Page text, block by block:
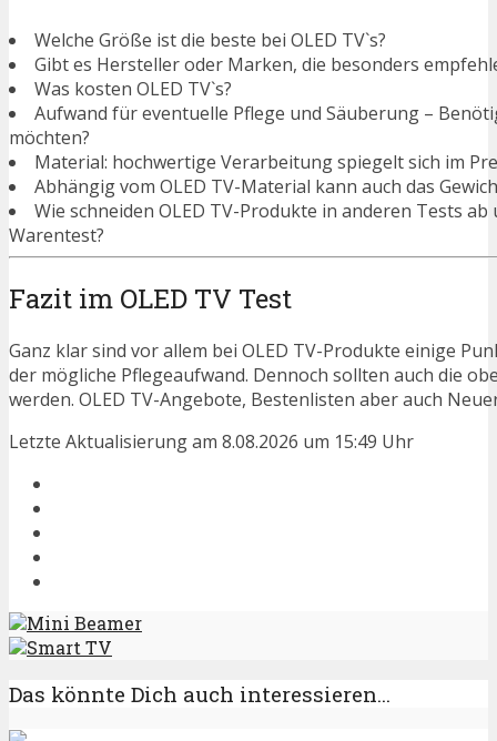
Welche Größe ist die beste bei OLED TV`s?
Gibt es Hersteller oder Marken, die besonders
Was kosten OLED TV`s?
Aufwand für eventuelle Pflege und Säuberung –
möchten?
Material: hochwertige Verarbeitung spiegelt sich im
Abhängig vom OLED TV-Material kann auch das
Wie schneiden OLED TV-Produkte in anderen Tests
Warentest?
Fazit im OLED TV Test
Ganz klar sind vor allem bei OLED TV-Produkte einige
der mögliche Pflegeaufwand. Dennoch sollten auch die
werden. OLED TV-Angebote, Bestenlisten aber auch
Letzte Aktualisierung am 8.08.2026 um 15:49 Uhr
Mini Beamer
Smart TV
Das könnte Dich auch interessieren...